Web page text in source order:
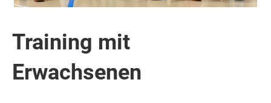
Training mit
Erwachsenen